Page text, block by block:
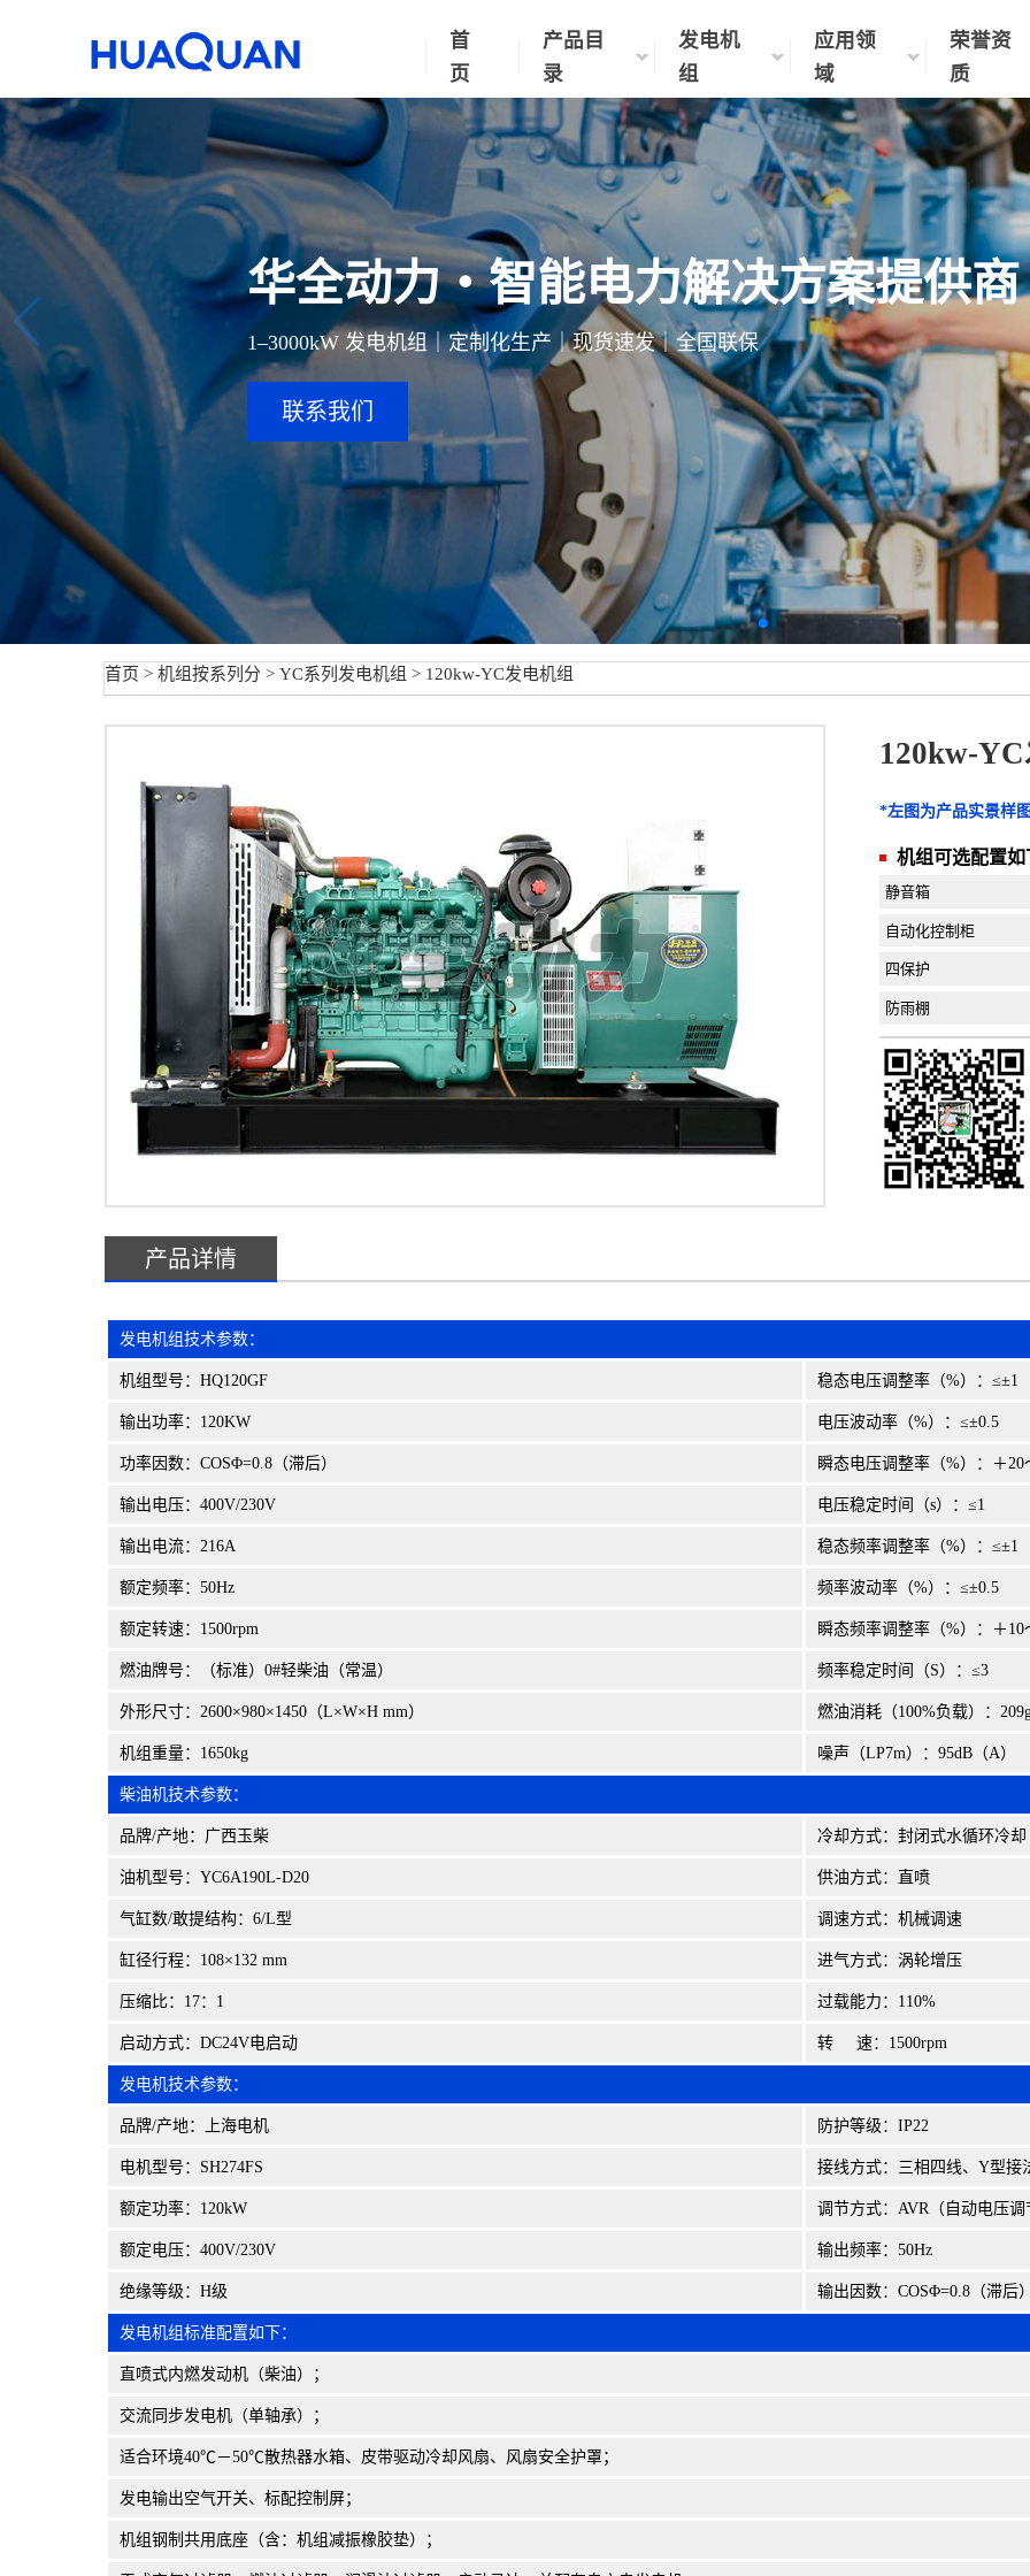
首
页
产品目
录
发电机
组
应用领
域
荣誉资
质
华全动力・智能电力解决方案提供商
1–3000kW 发电机组｜定制化生产｜现货速发｜全国联保
联系我们
首页 > 机组按系列分 > YC系列发电机组 > 120kw-YC发电机组
120kw-
*左图为产品实景样
机组可选配置如
静音箱
自动化控制柜
四保护
防雨棚
产品详情
发电机组技术参数：
机组型号：HQ120GF 稳态电压调整率（%）：≤±1
输出功率：120KW 电压波动率（%）：≤±0.5
功率因数：COSΦ=0.8（滞后） 瞬态电压调整率（%）：＋20
输出电压：400V/230V 电压稳定时间（s）：≤1
输出电流：216A 稳态频率调整率（%）：≤±1
额定频率：50Hz 频率波动率（%）：≤±0.5
额定转速：1500rpm 瞬态频率调整率（%）：＋10
燃油牌号：（标准）0#轻柴油（常温） 频率稳定时间（S）：≤3
外形尺寸：2600×980×1450（L×W×H mm） 燃油消耗（100%负载）：
机组重量：1650kg 噪声（LP7m）：95dB（A）
柴油机技术参数：
品牌/产地：广西玉柴 冷却方式：封闭式水循环冷却
油机型号：YC6A190L-D20 供油方式：直喷
气缸数/敢提结构：6/L型 调速方式：机械调速
缸径行程：108×132 mm 进气方式：涡轮增压
压缩比：17：1 过载能力：110%
启动方式：DC24V电启动 转 速：1500rpm
发电机技术参数：
品牌/产地：上海电机 防护等级：IP22
电机型号：SH274FS 接线方式：三相四线、Y型接
额定功率：120kW 调节方式：AVR（自动电压调
额定电压：400V/230V 输出频率：50Hz
绝缘等级：H级 输出因数：COSΦ=0.8（滞后）
发电机组标准配置如下：
直喷式内燃发动机（柴油）；
交流同步发电机（单轴承）；
适合环境40℃－50℃散热器水箱、皮带驱动冷却风扇、风扇安全护罩；
发电输出空气开关、标配控制屏；
机组钢制共用底座（含：机组减振橡胶垫）；